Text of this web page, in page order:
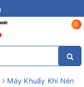
0
Máy Khuấy Khí Nén